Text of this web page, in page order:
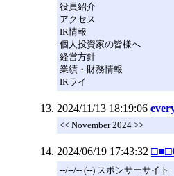
役員紹介
アクセス
IR情報
個人投資家の皆様へ
経営方針
業績・財務情報
IRライ
2024/11/13 18:19:06
<< November 2024 >>
2024/06/19 17:43:32
--/--/-- (--) スポンサーサイト